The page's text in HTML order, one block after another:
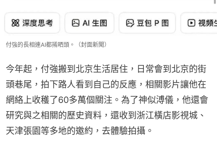
付強的長相連AI都𢯎晒頭。（封面新聞）
今年起，付強搬到北京生活居住，日常會到北京的街
頭巷尾，拍下路人看到自己的反應，相關影片讓他在
網絡上收穫了60多萬個關注。為了神似溥儀，他還會
研究與之相關的歷史資料，還收到浙江橫店影視城、
天津張園等多地的邀約，去體驗拍攝。